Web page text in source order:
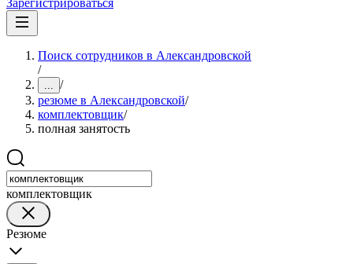
Зарегистрироваться
Поиск сотрудников в Александровской
/
... /
резюме в Александровской/
комплектовщик/
полная занятость
комплектовщик
Резюме